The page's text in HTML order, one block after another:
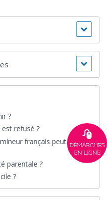
?
refusé ?
français peut-il
parentale ?
?
DÉMARCHES
EN LIGNE